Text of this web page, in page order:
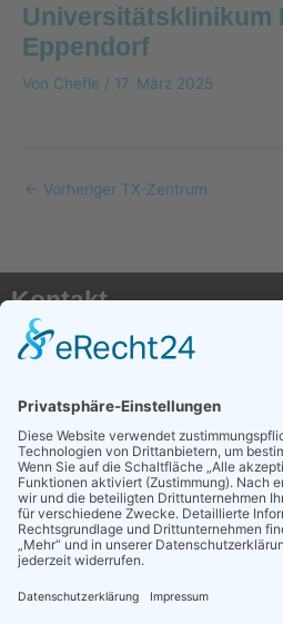
Universitätsklinikum
Eppendorf
Von Chefle / 17. März 2025
← Vorheriger TX-Zentrum
Kontakt
AKTX Pflege e.V.
50116 Bergheim
E-Mail:info@transplantationspflege.de
Social Media